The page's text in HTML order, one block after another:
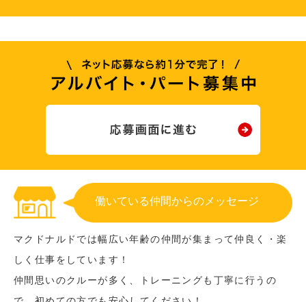
働いている仲間からのメッセージ
マクドナルドでは幅広い年齢の仲間が集まって仲良く・楽
しく仕事をしています！
仲間思いのクルーが多く、トレーニングも丁寧に行うの